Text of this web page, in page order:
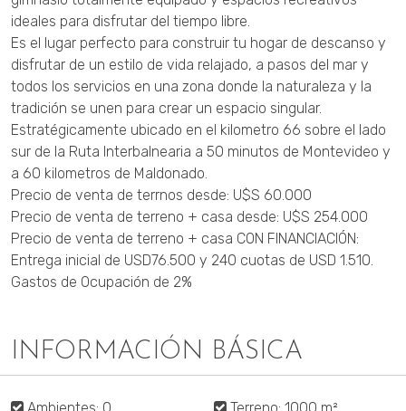
ideales para disfrutar del tiempo libre.
Es el lugar perfecto para construir tu hogar de descanso y
disfrutar de un estilo de vida relajado, a pasos del mar y
todos los servicios en una zona donde la naturaleza y la
tradición se unen para crear un espacio singular.
Estratégicamente ubicado en el kilometro 66 sobre el lado
sur de la Ruta Interbalnearia a 50 minutos de Montevideo y
a 60 kilometros de Maldonado.
Precio de venta de terrnos desde: U$S 60.000
Precio de venta de terreno + casa desde: U$S 254.000
Precio de venta de terreno + casa CON FINANCIACIÓN:
Entrega inicial de USD76.500 y 240 cuotas de USD 1.510.
Gastos de Ocupación de 2%
INFORMACIÓN BÁSICA